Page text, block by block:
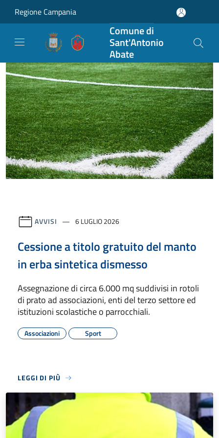
Regione Campania
Comune di
Sant'Antonio
Abate
AVVISI 6 LUGLIO 2026
Cessione a titolo gratuito del manto
in erba sintetica dismesso
Assegnazione di circa 6.000 mq suddivisi in rotoli
di prato ad associazioni, enti del terzo settore ed
istituzioni scolastiche o parrocchiali.
Associazioni Sport
LEGGI DI PIÙ